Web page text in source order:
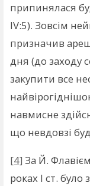
припинялася
IV:5). Зовсім
призначив
дня (до заходу
закупити все
навмисне
що невдовзі
[4] За Й.
роках І ст.